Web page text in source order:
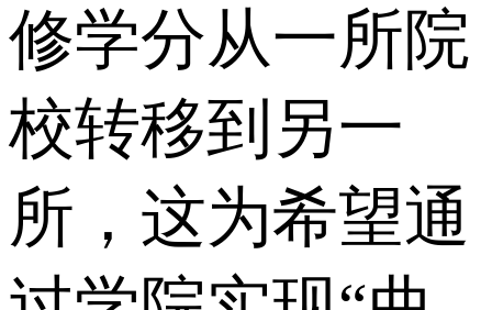
修学分从一所院
校转移到另一
所，这为希望通